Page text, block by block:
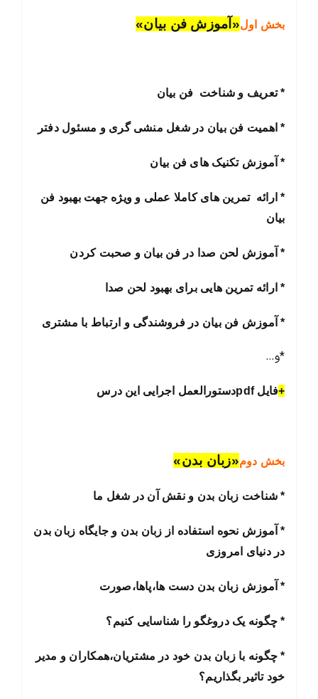
بخش اول«آموزش فن بیان»
* تعریف و شناخت فن بیان
* اهمیت فن بیان در شغل منشی گری و مسئول دفتر
* آموزش تکنیک های فن بیان
* ارائه تمرین های کاملا عملی و ویژه جهت بهبود فن
بیان
* آموزش لحن صدا در فن بیان و صحبت کردن
* ارائه تمرین هایی برای بهبود لحن صدا
* آموزش فن بیان در فروشندگی و ارتباط با مشتری
*و…
+فایل pdfدستورالعمل اجرایی این درس
بخش دوم«زبان بدن»
* شناخت زبان بدن و نقش آن در شغل ما
* آموزش نحوه استفاده از زبان بدن و جایگاه زبان بدن
در دنیای امروزی
* آموزش زبان بدن دست ها،پاها،صورت
* چگونه یک دروغگو را شناسایی کنیم؟
* چگونه با زبان بدن خود در مشتریان،همکاران و مدیر
خود تاثیر بگذاریم؟